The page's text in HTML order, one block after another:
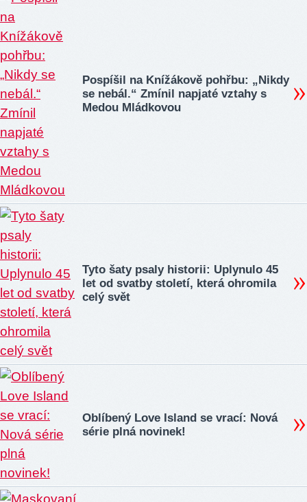
Pospíšil na Knížákově pohřbu: „Nikdy
se nebál.“ Zmínil napjaté vztahy s
Medou Mládkovou
Tyto šaty psaly historii: Uplynulo 45
let od svatby století, která ohromila
celý svět
Oblíbený Love Island se vrací: Nová
série plná novinek!